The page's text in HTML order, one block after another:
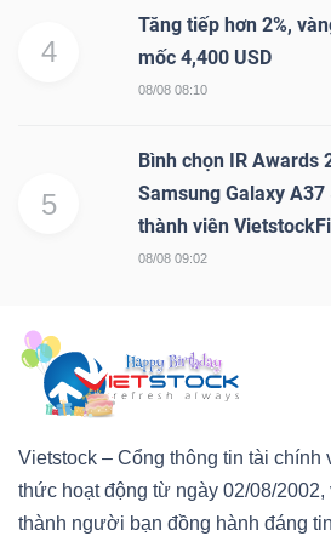
4
Tăng tiếp hơn 2%,
mốc 4,400 USD
08/08 08:10
5
Bình chọn IR Awards
Samsung Galaxy
thành viên
08/08 09:02
Vietstock – Cổng thông tin tài chính
thức hoạt động từ ngày 02/08/
thành người bạn đồng hành đáng